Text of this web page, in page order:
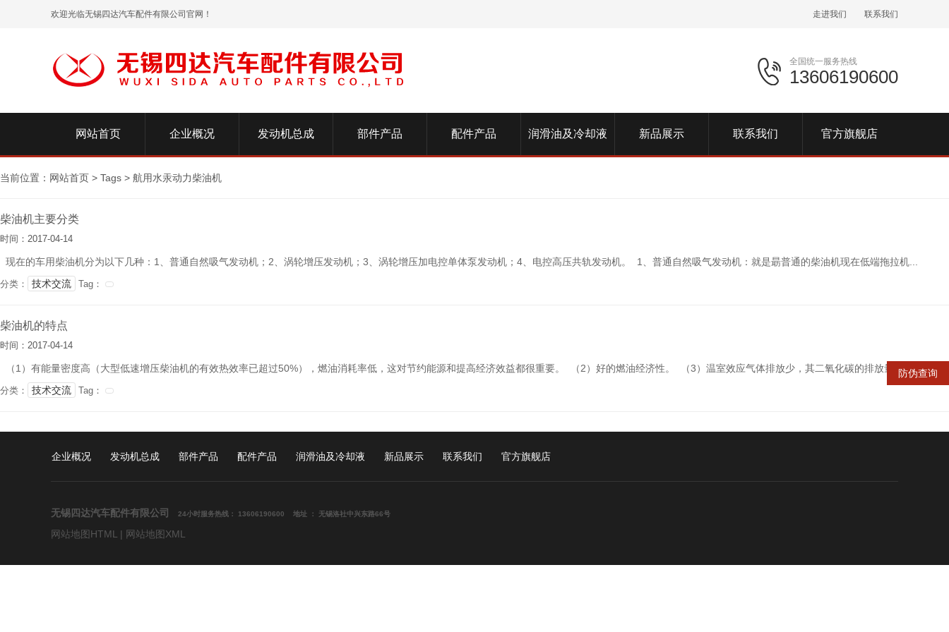
欢迎光临无锡四达汽车配件有限公司官网！ 走进我们 联系我们
全国统一服务热线
13606190600
网站首页 企业概况 发动机总成 部件产品 配件产品 润滑油及冷却液 新品展示 联系我们 官方旗舰店
当前位置： 网站首页 > Tags > 航用水汞动力柴油机
柴油机主要分类
时间：2017-04-14
现在的车用柴油机分为以下几种：1、普通自然吸气发动机；2、涡轮增压发动机；3、涡轮增压加电控单体泵发动机；4、电控高压共轨发动机。 1、普通自然吸气发动机：就是朂普通的柴油机现在低端拖拉机...
分类： 技术交流 Tag：
柴油机的特点
时间：2017-04-14
（1）有能量密度高（大型低速增压柴油机的有效热效率已超过50%），燃油消耗率低，这对节约能源和提高经济效益都很重要。 （2）好的燃油经济性。 （3）温室效应气体排放少，其二氧化碳的排放量比...
分类： 技术交流 Tag：
防伪查询
企业概况 发动机总成 部件产品 配件产品 润滑油及冷却液 新品展示 联系我们 官方旗舰店
无锡四达汽车配件有限公司 24小时 服务热线： 13606190600 地址 ： 无锡洛社中兴东路66号
网站地图HTML | 网站地图XML